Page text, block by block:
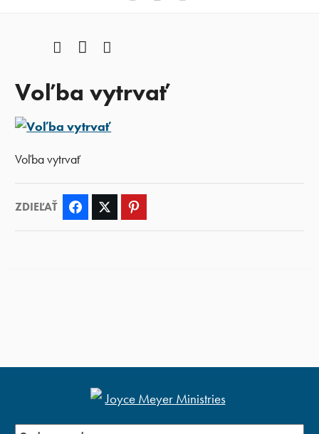
FacebookYouTube
Voľba vytrvať
Voľba vytrvať
ZDIEĽAŤ Facebook Twitter